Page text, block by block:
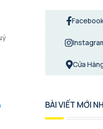
Cửa
BÀI VIẾT MỚI